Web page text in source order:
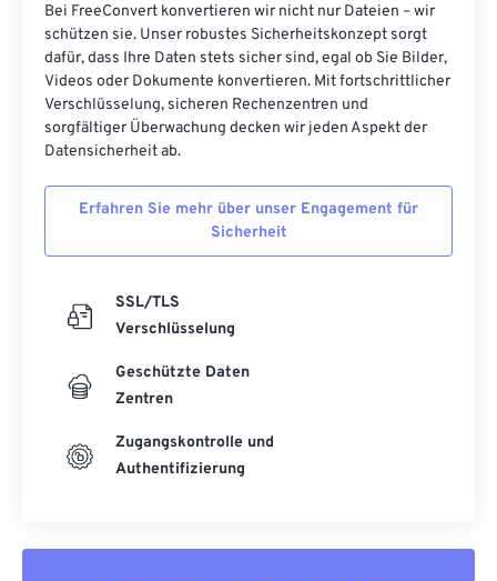
Bei FreeConvert konvertieren wir nicht nur Dateien – wir
schützen sie. Unser robustes Sicherheitskonzept sorgt
dafür, dass Ihre Daten stets sicher sind, egal ob Sie Bilder,
Videos oder Dokumente konvertieren. Mit fortschrittlicher
Verschlüsselung, sicheren Rechenzentren und
sorgfältiger Überwachung decken wir jeden Aspekt der
Datensicherheit ab.
Erfahren Sie mehr über unser Engagement für
Sicherheit
SSL/TLS
Verschlüsselung
Geschützte Daten
Zentren
Zugangskontrolle und
Authentifizierung